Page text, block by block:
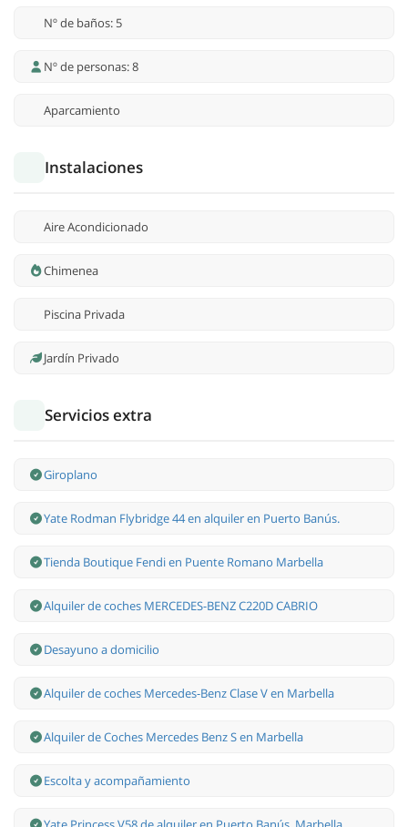
Nº de baños: 5
Nº de personas: 8
Aparcamiento
Instalaciones
Aire Acondicionado
Chimenea
Piscina Privada
Jardín Privado
Servicios extra
Giroplano
Yate Rodman Flybridge 44 en alquiler en Puerto Banús.
Tienda Boutique Fendi en Puente Romano Marbella
Alquiler de coches MERCEDES-BENZ C220D CABRIO
Desayuno a domicilio
Alquiler de coches Mercedes-Benz Clase V en Marbella
Alquiler de Coches Mercedes Benz S en Marbella
Escolta y acompañamiento